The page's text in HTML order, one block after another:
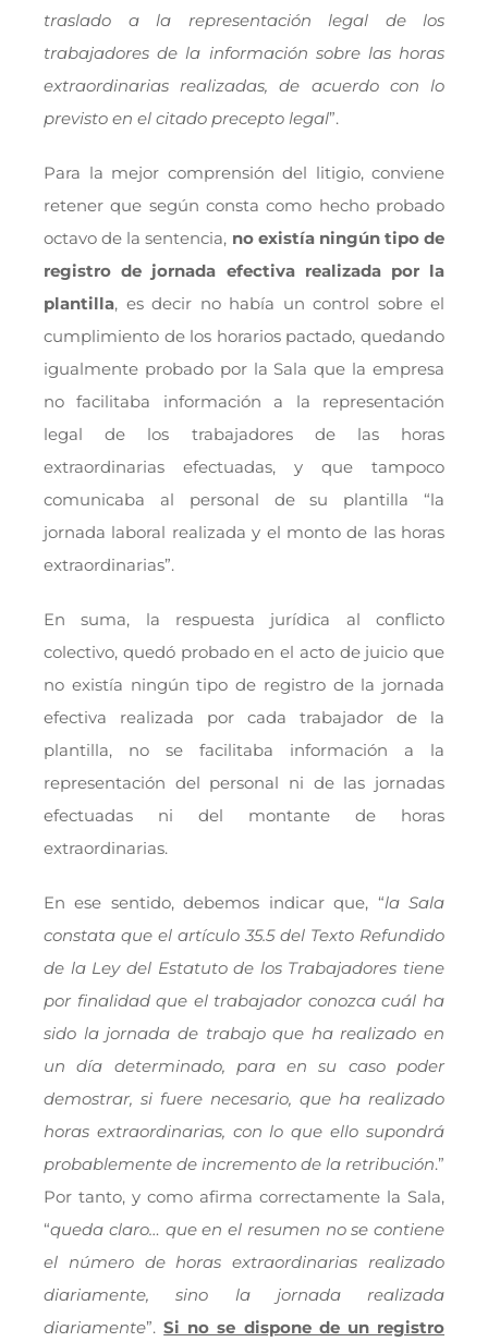
traslado a la representación legal de los
trabajadores de la información sobre las horas
extraordinarias realizadas, de acuerdo con lo
previsto en el citado precepto legal”.
Para la mejor comprensión del litigio, conviene
retener que según consta como hecho probado
octavo de la sentencia, no existía ningún tipo de
registro de jornada efectiva realizada por la
plantilla, es decir no había un control sobre el
cumplimiento de los horarios pactado, quedando
igualmente probado por la Sala que la empresa
no facilitaba información a la representación
legal de los trabajadores de las horas
extraordinarias efectuadas, y que tampoco
comunicaba al personal de su plantilla “la
jornada laboral realizada y el monto de las horas
extraordinarias”.
En suma, la respuesta jurídica al conflicto
colectivo, quedó probado en el acto de juicio que
no existía ningún tipo de registro de la jornada
efectiva realizada por cada trabajador de la
plantilla, no se facilitaba información a la
representación del personal ni de las jornadas
efectuadas ni del montante de horas
extraordinarias.
En ese sentido, debemos indicar que, “la Sala
constata que el artículo 35.5 del Texto Refundido
de la Ley del Estatuto de los Trabajadores tiene
por finalidad que el trabajador conozca cuál ha
sido la jornada de trabajo que ha realizado en
un día determinado, para en su caso poder
demostrar, si fuere necesario, que ha realizado
horas extraordinarias, con lo que ello supondrá
probablemente de incremento de la retribución.”
Por tanto, y como afirma correctamente la Sala,
“queda claro… que en el resumen no se contiene
el número de horas extraordinarias realizado
diariamente, sino la jornada realizada
diariamente”.Si no se dispone de un registro